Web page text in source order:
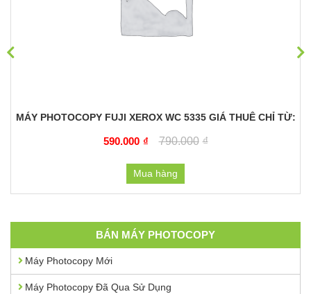
MÁY PHOTOCOPY FUJI XEROX WC 5335 GIÁ THUÊ CHỈ TỪ:
590.000 ₫ 790.000 ₫
Mua hàng
BÁN MÁY PHOTOCOPY
Máy Photocopy Mới
Máy Photocopy Đã Qua Sử Dụng